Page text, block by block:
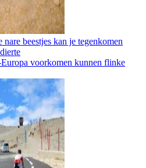
beestjes kan je tegenkomen
voorkomen kunnen flinke